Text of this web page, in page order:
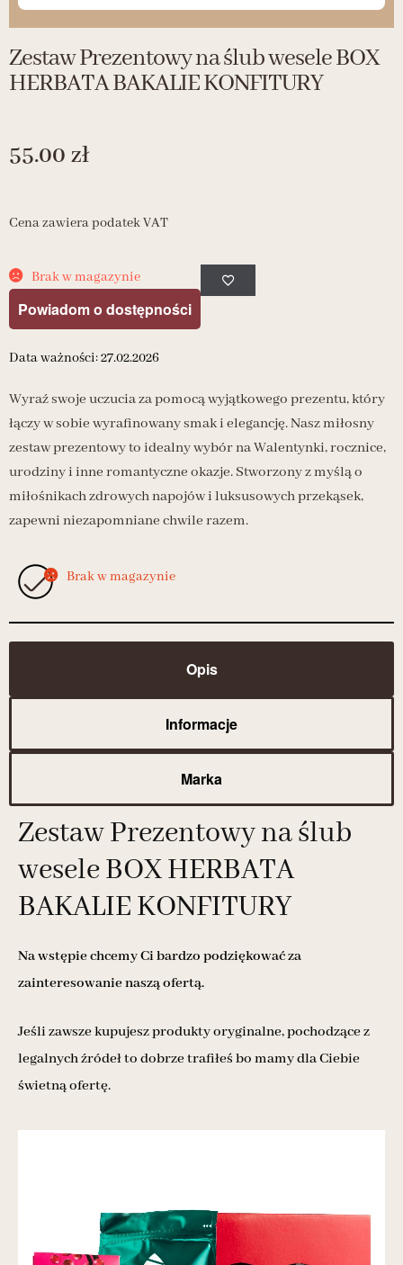
Zestaw Prezentowy na ślub wesele BOX
HERBATA BAKALIE KONFITURY
55.00 zł
Cena zawiera podatek VAT
Brak w magazynie
Powiadom o dostępności
Data ważności: 27.02.2026
Wyraź swoje uczucia za pomocą wyjątkowego prezentu, który
łączy w sobie wyrafinowany smak i elegancję. Nasz miłosny
zestaw prezentowy to idealny wybór na Walentynki, rocznice,
urodziny i inne romantyczne okazje. Stworzony z myślą o
miłośnikach zdrowych napojów i luksusowych przekąsek,
zapewni niezapomniane chwile razem.
Brak w magazynie
Opis
Informacje
Marka
Zestaw Prezentowy na ślub
wesele BOX HERBATA
BAKALIE KONFITURY
Na wstępie chcemy Ci bardzo podziękować za
zainteresowanie naszą ofertą.
Jeśli zawsze kupujesz produkty oryginalne, pochodzące z
legalnych źródeł to dobrze trafiłeś bo mamy dla Ciebie
świetną ofertę.